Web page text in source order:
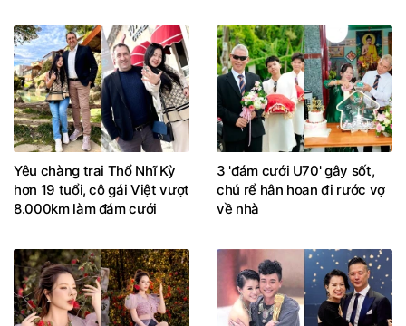
Yêu chàng trai Thổ Nhĩ Kỳ
hơn 19 tuổi, cô gái Việt vượt
8.000km làm đám cưới
3 'đám cưới U70' gây sốt,
chú rể hân hoan đi rước vợ
về nhà